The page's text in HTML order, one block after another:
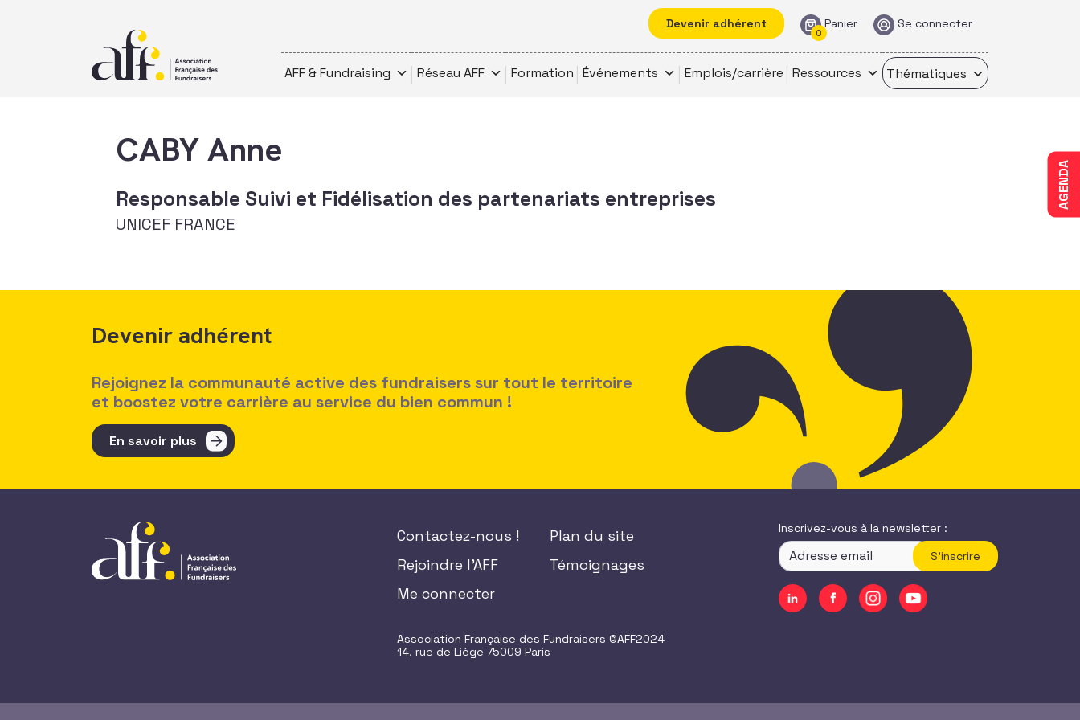
Devenir adhérent Panier
0
Se connecter
AFF & Fundraising Réseau AFF Formation Événements Emplois/carrière Ressources Thématiques
AGENDA
CABY Anne
Responsable Suivi et Fidélisation des partenariats entreprises
UNICEF FRANCE
Devenir adhérent
Rejoignez la communauté active des fundraisers sur tout le territoire
et boostez votre carrière au service du bien commun !
En savoir plus
Contactez-nous !
Rejoindre l'AFF
Me connecter
Plan du site
Témoignages
Association Française des Fundraisers ©AFF2024
14, rue de Liège 75009 Paris
Inscrivez-vous à la newsletter :
S'inscrire